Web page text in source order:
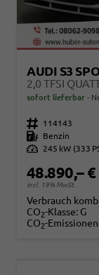
AUDI S3
2,0 TFSI
sofort lieferbar
Fahrzeugnr. 114143
Kraftstoff
Benzin
Leistung
245 kW (333
48.890,– €
incl. 19% MwSt.
Verbrauch
CO2-Klasse: G
CO2-